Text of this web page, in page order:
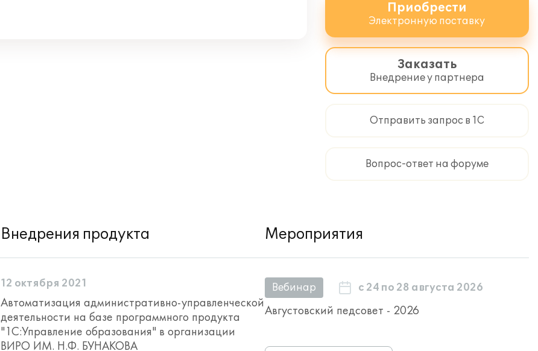
Приобрести
Электронную поставку
Заказать
Внедрение у партнера
Отправить запрос в 1С
Вопрос-ответ на форуме
Внедрения продукта
12 октября 2021
Автоматизация административно-управленческой
деятельности на базе программного продукта
"1С:Управление образования" в организации
ВИРО ИМ. Н.Ф. БУНАКОВА
Мероприятия
Вебинар с 24 по 28 августа 2026
Августовский педсовет - 2026